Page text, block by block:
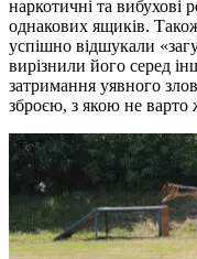
наркотичні та вибухові
однакових ящиків.
успішно відшукали
вирізнили його серед
затримання уявного
зброєю, з якою не варто